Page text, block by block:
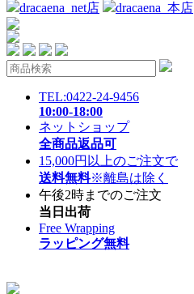
dracaena_net店 dracaena_本店
TEL:0422-24-9456
10:00-18:00
ネットショップ
全商品返品可
15,000円以上のご注文で
送料無料※離島は除く
午後2時までのご注文
当日出荷
Free Wrapping
ラッピング無料